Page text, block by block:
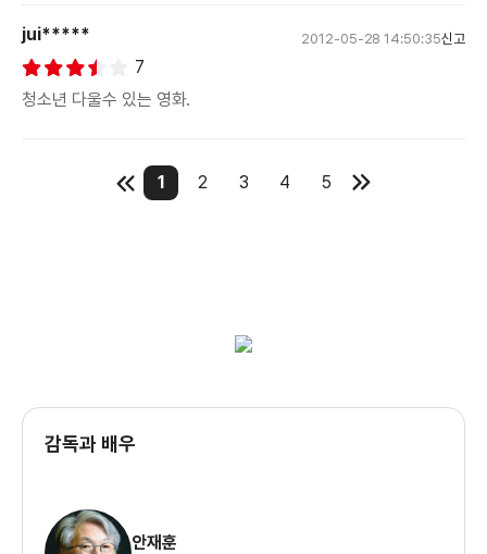
jui***** 2012-05-28 14:50:35신고
7
청소년 다울수 있는 영화.
1 2 3 4 5
감독과 배우
안재훈